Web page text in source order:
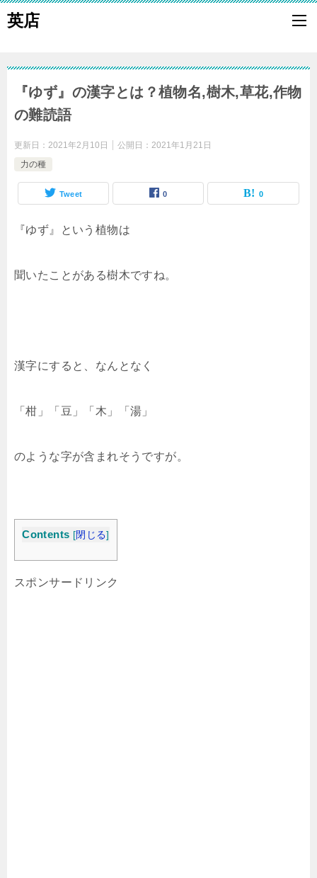
英店
『ゆず』の漢字とは？植物名,樹木,草花,作物
の難読語
更新日： 2021年2月10日 公開日： 2021年1月21日
力の種
Tweet 0 0
『ゆず』という植物は
聞いたことがある樹木ですね。
漢字にすると、なんとなく
「柑」「豆」「木」「湯」
のような字が含まれそうですが。
Contents [閉じる]
スポンサードリンク